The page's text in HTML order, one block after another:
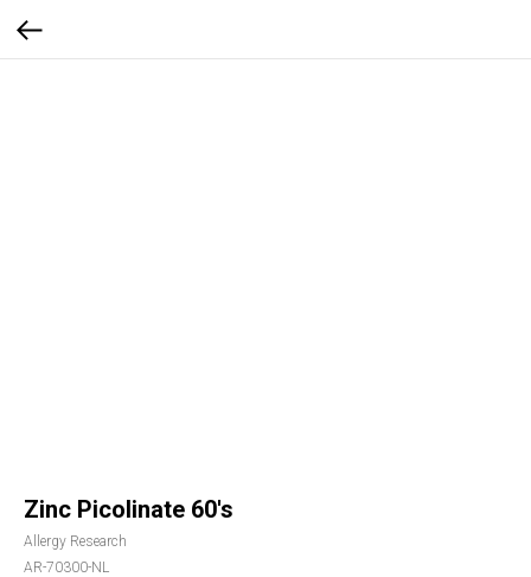
Zinc Picolinate 60's
Allergy Research
AR-70300-NL